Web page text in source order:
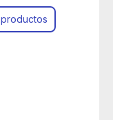
productos